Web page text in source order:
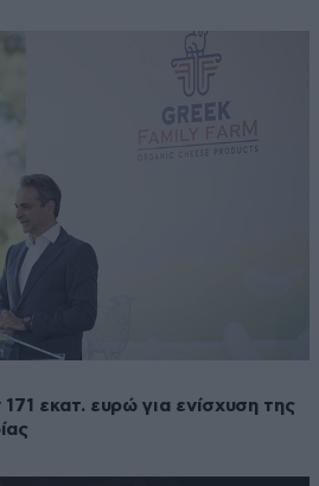
εκατ. ευρώ για ενίσχυση της